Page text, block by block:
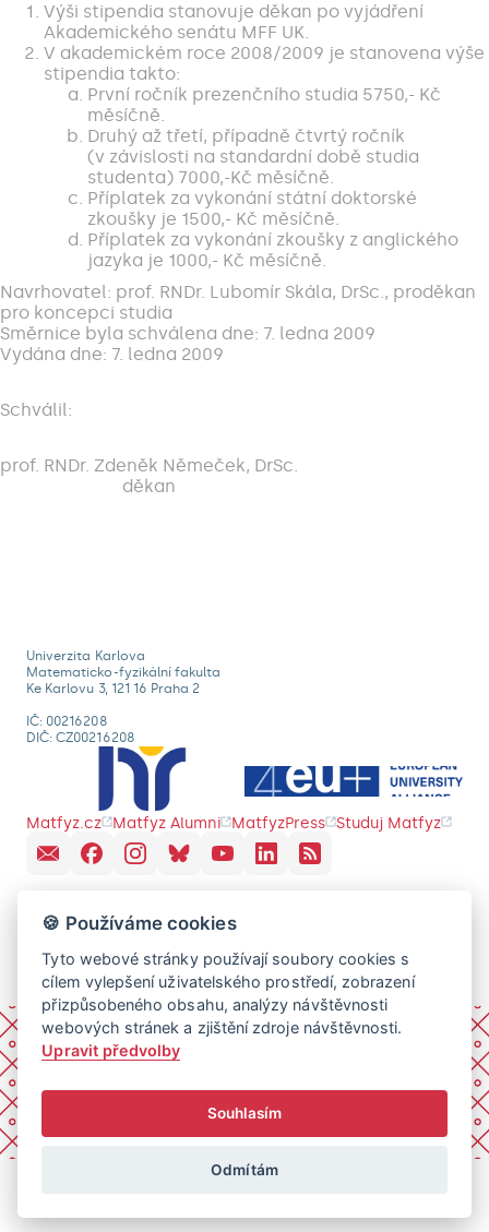
Výši stipendia stanovuje děkan po vyjádření
Akademického senátu MFF UK.
V akademickém roce 2008/2009 je stanovena výše
stipendia takto:
První ročník prezenčního studia 5750,- Kč
měsíčně.
Druhý až třetí, případně čtvrtý ročník
(v závislosti na standardní době studia
studenta) 7000,-Kč měsíčně.
Příplatek za vykonání státní doktorské
zkoušky je 1500,- Kč měsíčně.
Příplatek za vykonání zkoušky z anglického
jazyka je 1000,- Kč měsíčně.
Navrhovatel: prof. RNDr. Lubomír Skála, DrSc., proděkan
pro koncepci studia
Směrnice byla schválena dne: 7. ledna 2009
Vydána dne: 7. ledna 2009
Schválil:
prof. RNDr. Zdeněk Němeček, DrSc.
děkan
Univerzita Karlova
Matematicko-fyzikální fakulta
Ke Karlovu 3, 121 16 Praha 2
IČ: 00216208
DIČ: CZ00216208
Matfyz.cz Matfyz Alumni MatfyzPress Studuj Matfyz
🍪 Používáme cookies
Tyto webové stránky používají soubory cookies s
cílem vylepšení uživatelského prostředí, zobrazení
přizpůsobeného obsahu, analýzy návštěvnosti
webových stránek a zjištění zdroje návštěvnosti.
Upravit předvolby
Souhlasím
Odmítám